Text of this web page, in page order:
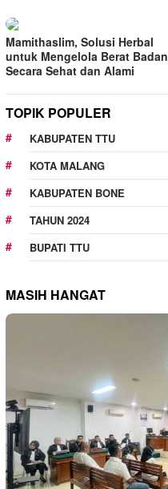
Mamithaslim, Solusi Herbal
untuk Mengelola Berat Badan
Secara Sehat dan Alami
TOPIK POPULER
KABUPATEN TTU
KOTA MALANG
KABUPATEN BONE
TAHUN 2024
BUPATI TTU
MASIH HANGAT